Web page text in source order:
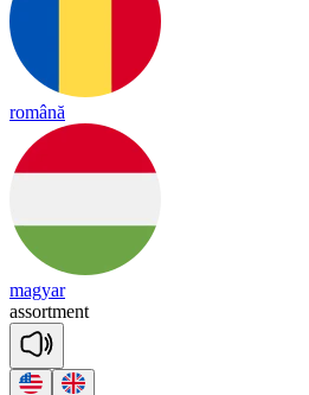
română
magyar
assortment